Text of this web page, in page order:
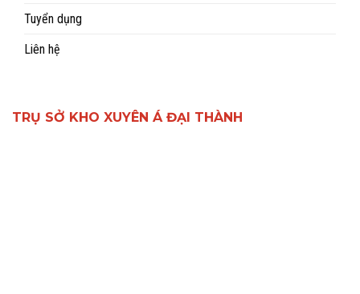
Tuyển dụng
Liên hệ
TRỤ SỞ KHO XUYÊN Á ĐẠI THÀNH